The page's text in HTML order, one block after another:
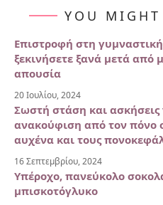
YOU
Επιστροφή στη
ξεκινήσετε ξανά μετά από
απουσία
20 Ιουλίου, 2024
Σωστή στάση και ασκήσεις
ανακούφιση από τον πόνο
αυχένα και τους
16 Σεπτεμβρίου, 2024
Υπέροχο, πανεύκολο
μπισκοτόγλυκο